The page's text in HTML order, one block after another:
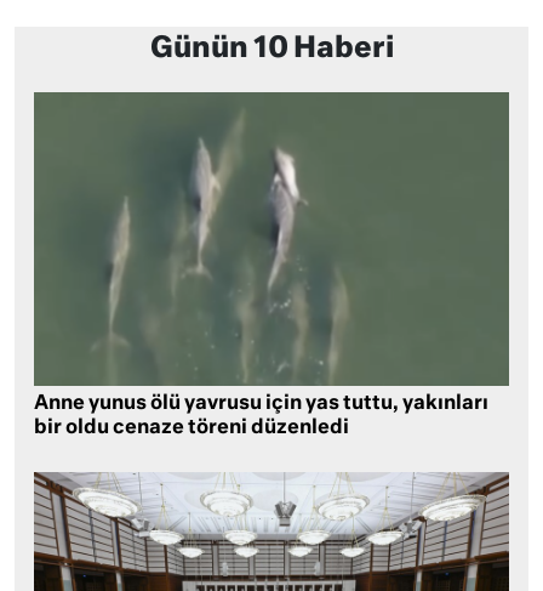
Günün 10 Haberi
Anne yunus ölü yavrusu için yas tuttu, yakınları
bir oldu cenaze töreni düzenledi